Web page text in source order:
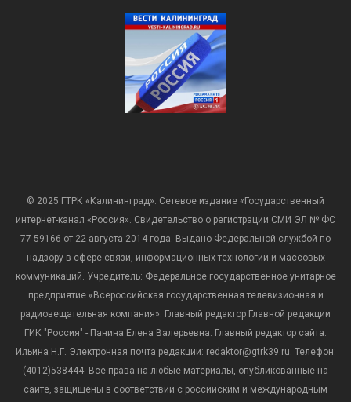
© 2025 ГТРК «Калининград». Сетевое издание «Государственный
интернет-канал «Россия». Свидетельство о регистрации СМИ ЭЛ № ФС
77-59166 от 22 августа 2014 года. Выдано Федеральной службой по
надзору в сфере связи, информационных технологий и массовых
коммуникаций. Учредитель: Федеральное государственное унитарное
предприятие «Всероссийская государственная телевизионная и
радиовещательная компания». Главный редактор Главной редакции
ГИК "Россия" - Панина Елена Валерьевна. Главный редактор сайта:
Ильина Н.Г. Электронная почта редакции: redaktor@gtrk39.ru. Телефон:
(4012)538444. Все права на любые материалы, опубликованные на
сайте, защищены в соответствии с российским и международным